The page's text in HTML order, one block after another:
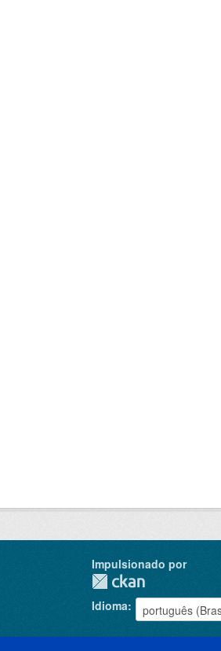
Impulsionado por
Idioma